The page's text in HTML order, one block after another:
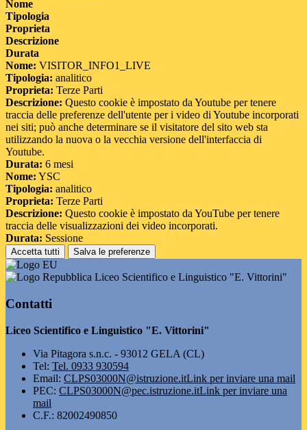
Nome
Tipologia
Proprieta
Descrizione
Durata
Nome: VISITOR_INFO1_LIVE
Tipologia: analitico
Proprieta: Terze Parti
Descrizione: Questo cookie è impostato da Youtube per tenere
traccia delle preferenze dell'utente per i video di Youtube incorporati
nei siti; può anche determinare se il visitatore del sito web sta
utilizzando la nuova o la vecchia versione dell'interfaccia di
Youtube.
Durata: 6 mesi
Nome: YSC
Tipologia: analitico
Proprieta: Terze Parti
Descrizione: Questo cookie è impostato da YouTube per tenere
traccia delle visualizzazioni dei video incorporati.
Durata: Sessione
Accetta tutti Salva le preferenze
Liceo Scientifico e Linguistico "E. Vittorini"
Contatti
Liceo Scientifico e Linguistico "E. Vittorini"
Via Pitagora s.n.c. - 93012 GELA (CL)
Tel: Tel. 0933 930594
Email: CLPS03000N@istruzione.itLink per inviare una mail
PEC: CLPS03000N@pec.istruzione.itLink per inviare una
mail
C.F.: 82002490850